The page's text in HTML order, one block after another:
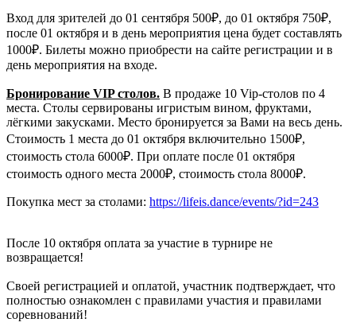
Вход для зрителей до 01 сентября 500₽, до 01 октября 750₽,
после 01 октября и в день мероприятия цена будет составлять
1000₽. Билеты можно приобрести на сайте регистрации и в
день мероприятия на входе.
Бронирование VIP столов. В продаже 10 Vip-столов по 4
места. Столы сервированы игристым вином, фруктами,
лёгкими закусками. Место бронируется за Вами на весь день.
Стоимость 1 места до 01 октября включительно 1500₽,
стоимость стола 6000₽. При оплате после 01 октября
стоимость одного места 2000₽, стоимость стола 8000₽.
Покупка мест за столами: https://lifeis.dance/events/?id=243
После 10 октября оплата за участие в турнире не
возвращается!
Своей регистрацией и оплатой, участник подтверждает, что
полностью ознакомлен с правилами участия и правилами
соревнований!